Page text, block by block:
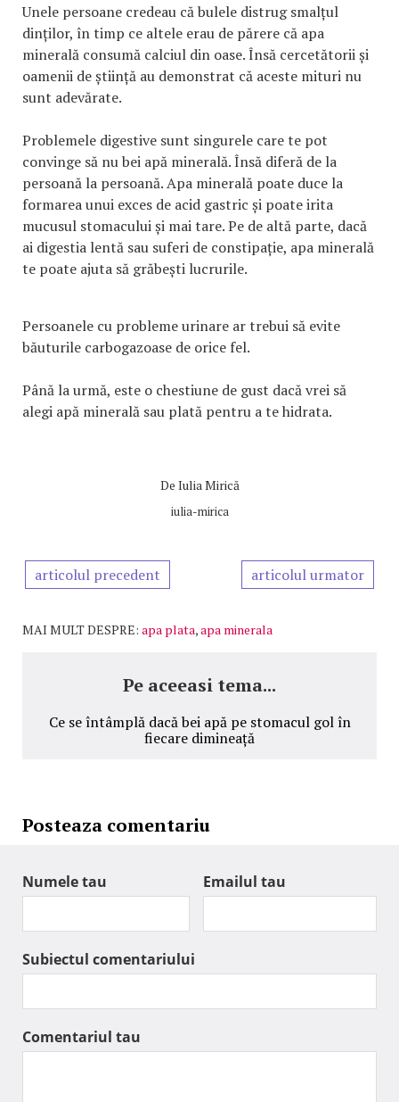
Unele persoane credeau că bulele distrug smalțul
dinților, în timp ce altele erau de părere că apa
minerală consumă calciul din oase. Însă cercetătorii și
oamenii de știință au demonstrat că aceste mituri nu
sunt adevărate.
Problemele digestive sunt singurele care te pot
convinge să nu bei apă minerală. Însă diferă de la
persoană la persoană. Apa minerală poate duce la
formarea unui exces de acid gastric și poate irita
mucusul stomacului și mai tare. Pe de altă parte, dacă
ai digestia lentă sau suferi de constipație, apa minerală
te poate ajuta să grăbești lucrurile.
Persoanele cu probleme urinare ar trebui să evite
băuturile carbogazoase de orice fel.
Până la urmă, este o chestiune de gust dacă vrei să
alegi apă minerală sau plată pentru a te hidrata.
De Iulia Mirică
iulia-mirica
articolul precedent articolul urmator
MAI MULT DESPRE: apa plata,apa minerala
Pe aceeasi tema...
Ce se întâmplă dacă bei apă pe stomacul gol în
fiecare dimineață
Posteaza comentariu
Numele tau Emailul tau
Subiectul comentariului
Comentariul tau